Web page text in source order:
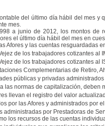
del último día hábil del mes
mes.
a junio de 2012, los montos de
el último día hábil del mes en
Afores y las cuentas resguardadas
de los trabajadores cotizantes al
de los trabajadores cotizantes al
Complementarias de Retiro,
públicas y privadas administrados
las normas de capitalización, deben
llevan el registro del valor
por las Afores y administrados por
administradas por Prestadoras de
los recursos de las cuentas